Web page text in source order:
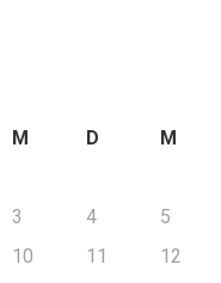
M D M
3
4 5
10
11 12